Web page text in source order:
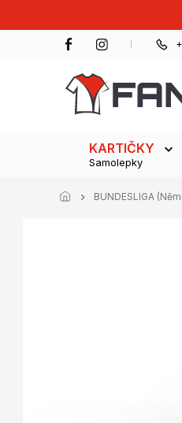
KARTIČKY
Samolepky
BUNDESLIGA